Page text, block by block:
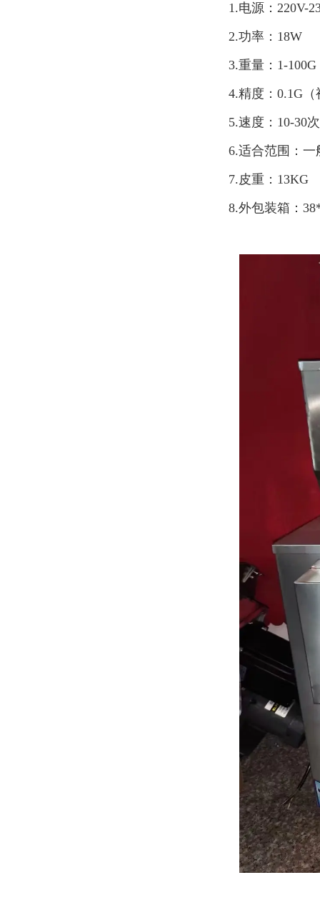
1.电源：220V-
2.功率：18W
3.重量：1-100G
4.精度：0.1G
5.速度：10-30
6.适合范围：
7.皮重：13KG
8.外包装箱：